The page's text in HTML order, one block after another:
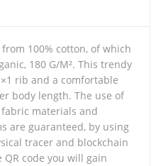
100% cotton, of which
180 G/M². This trendy
rib and a comfortable
body length. The use of
materials and
are guaranteed, by using
tracer and blockchain
code you will gain